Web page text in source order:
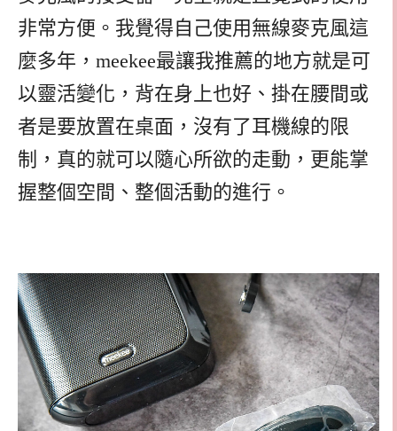
非常方便。我覺得自己使用無線麥克風這
麼多年，meekee最讓我推薦的地方就是可
以靈活變化，背在身上也好、掛在腰間或
者是要放置在桌面，沒有了耳機線的限
制，真的就可以隨心所欲的走動，更能掌
握整個空間、整個活動的進行。